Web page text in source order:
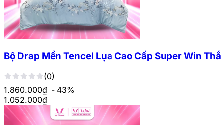
Bộ Drap Mền Tencel Lụa Cao Cấp Super Win
(0)
1.860.000₫ - 43%
1.052.000₫